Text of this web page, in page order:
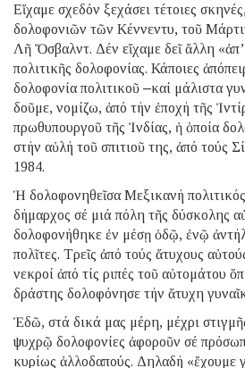
Εἴχαμε σχεδόν ξεχάσει τέτοιες
δολοφονιῶν τῶν Κέννεντυ, τοῦ
Λῆ Ὄσβαλντ. Δέν εἴχαμε δεῖ ἄλλη
πολιτικῆς δολοφονίας. Κάποιες
δολοφονία πολιτικοῦ ‒καί μάλιστα
δοῦμε, νομίζω, ἀπό τήν ἐποχή τῆς
πρωθυπουργοῦ τῆς Ἰνδίας, ἡ ὁποία
στήν αὐλή τοῦ σπιτιοῦ της, ἀπό τούς
1984.
Ἡ δολοφονηθεῖσα Μεξικανή
δήμαρχος σέ μιά πόλη τῆς δύσκολης
δολοφονήθηκε ἐν μέσῃ ὁδῷ, ἐνῷ
πολῖτες. Τρεῖς ἀπό τούς ἄτυχους
νεκροί ἀπό τίς ριπές τοῦ αὐτομάτου
δράστης δολοφόνησε τήν ἄτυχη
Ἐδῶ, στά δικά μας μέρη, μέχρι
ψυχρῷ δολοφονίες ἀφοροῦν σέ
κυρίως ἀλλοδαπούς. Δηλαδή «ἔχουμε